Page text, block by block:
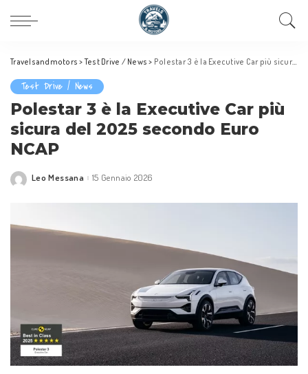
Travelsandmotors >Test Drive / News > Polestar 3 è la Executive Car più sicura del 2025 secondo Euro NCAP
Test Drive / News
Polestar 3 è la Executive Car più
sicura del 2025 secondo Euro
NCAP
Posted
Leo Messana 15 Gennaio 2026